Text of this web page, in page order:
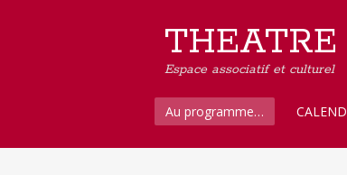
Espace associatif et culturel
Aller
au
contenu
Au programme…